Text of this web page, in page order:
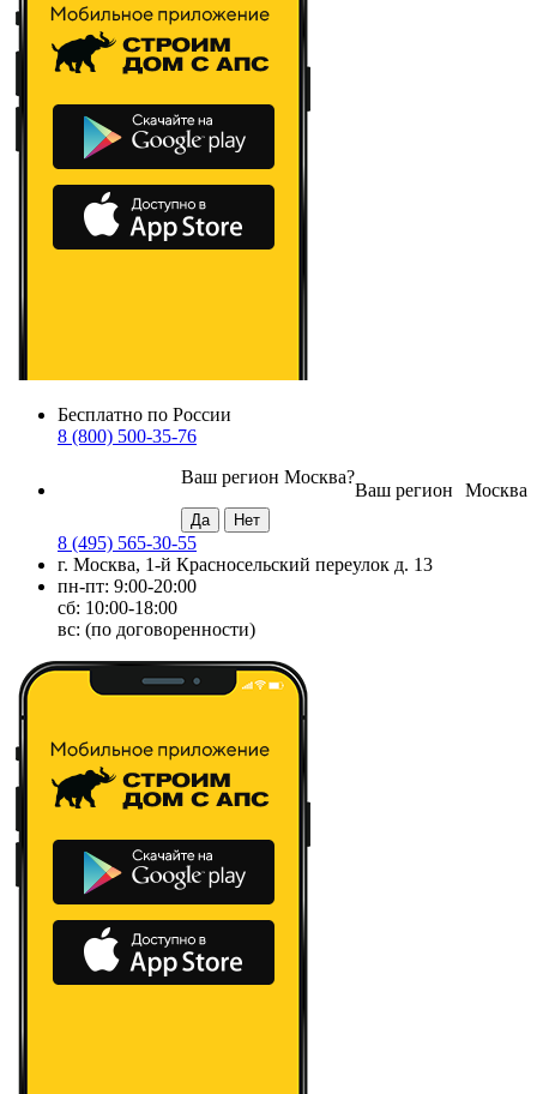
Бесплатно по России
8 (800) 500-35-76
Москва
Ваш регион
Ваш регион Москва?
8 (495) 565-30-55
г. Москва, 1-й Красносельский переулок д. 13
пн-пт: 9:00-20:00
сб: 10:00-18:00
вс: (по договоренности)